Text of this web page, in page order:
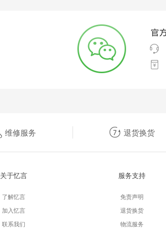
维修服务 退货换货
关于忆言
了解忆言
加入忆言
联系我们
服务支持
免责声明
退货换货
物流服务